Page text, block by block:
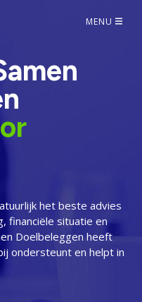
MENU
het beste advies
financiële situatie en
Doelbeleggen heeft
ondersteunt en helpt in